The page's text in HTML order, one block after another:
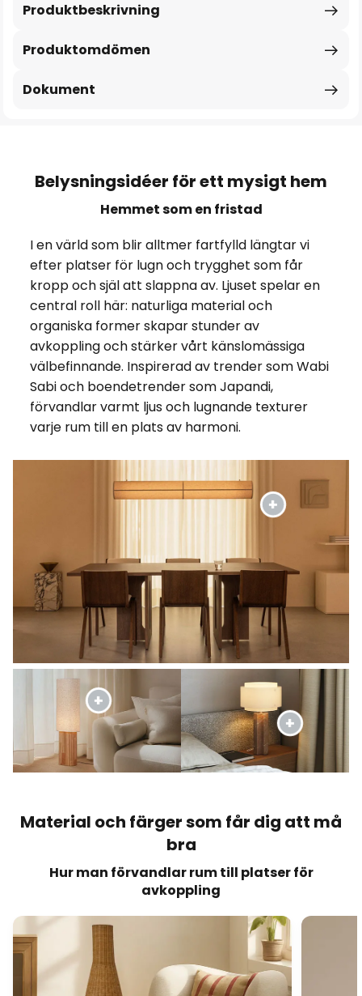
Produktbeskrivning
Produktomdömen
Dokument
Belysningsidéer för ett mysigt hem
Hemmet som en fristad
I en värld som blir alltmer fartfylld längtar vi
efter platser för lugn och trygghet som får
kropp och själ att slappna av. Ljuset spelar en
central roll här: naturliga material och
organiska former skapar stunder av
avkoppling och stärker vårt känslomässiga
välbefinnande. Inspirerad av trender som Wabi
Sabi och boendetrender som Japandi,
förvandlar varmt ljus och lugnande texturer
varje rum till en plats av harmoni.
Material och färger som får dig att må
bra
Hur man förvandlar rum till platser för
avkoppling